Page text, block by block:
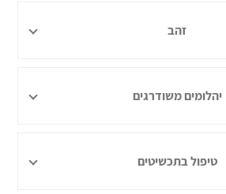
זהב
יהלומים משודרגים
טיפול בתכשיטים